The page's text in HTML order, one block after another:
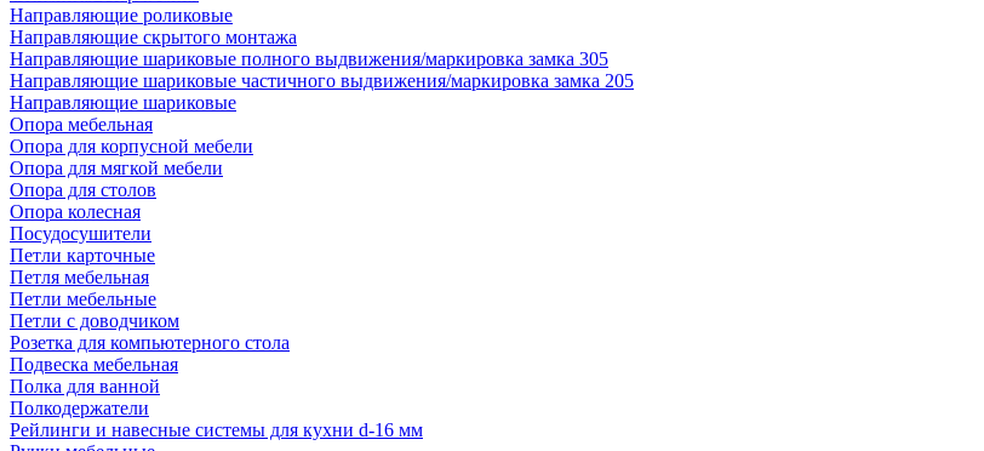
Направляющие роликовые
Направляющие скрытого монтажа
Направляющие шариковые полного выдвижения/маркировка замка 305
Направляющие шариковые частичного выдвижения/маркировка замка 205
Направляющие шариковые
Опора мебельная
Опора для корпусной мебели
Опора для мягкой мебели
Опора для столов
Опора колесная
Посудосушители
Петли карточные
Петля мебельная
Петли мебельные
Петли с доводчиком
Розетка для компьютерного стола
Подвеска мебельная
Полка для ванной
Полкодержатели
Рейлинги и навесные системы для кухни d-16 мм